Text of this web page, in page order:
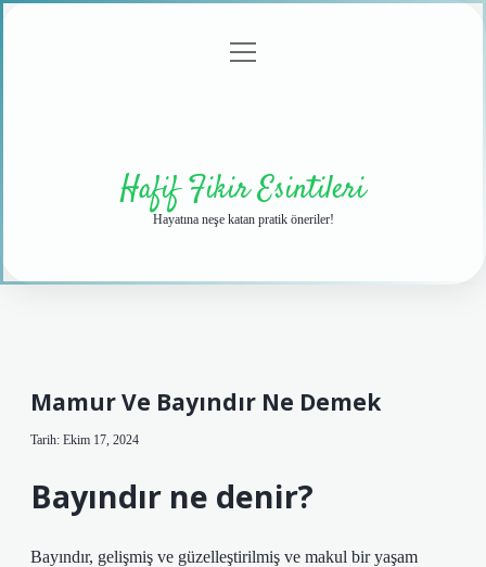
menüyü
Hafif Fikir Esintileri
Hayatına neşe katan pratik öneriler!
Mamur Ve Bayındır Ne Demek
Tarih: Ekim 17, 2024
Bayındır ne denir?
Bayındır, gelişmiş ve güzelleştirilmiş ve makul bir yaşam